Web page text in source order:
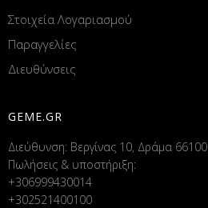
Στοιχεία Λογαριασμού
Παραγγελίες
Διευθύνσεις
GEME.GR
Διεύθυνση: Βεργίνας 10, Δράμα 66100
Πωλήσεις & υποστήριξη:
+306999430014
+302521400100